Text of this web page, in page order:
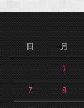
日
月
1
7 8